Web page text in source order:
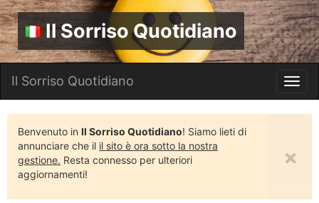
Il Sorriso Quotidiano
Il Sorriso Quotidiano
Benvenuto in Il Sorriso Quotidiano! Siamo lieti di
annunciare che il il sito è ora sotto la nostra
gestione. Resta connesso per ulteriori
aggiornamenti!
×